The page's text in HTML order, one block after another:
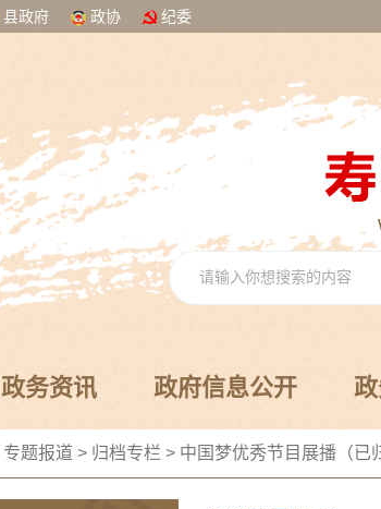
县政府 政协 纪委
政务资讯 政府信息公开
专题报道 > 归档专栏 > 中国梦优秀节目展播（已